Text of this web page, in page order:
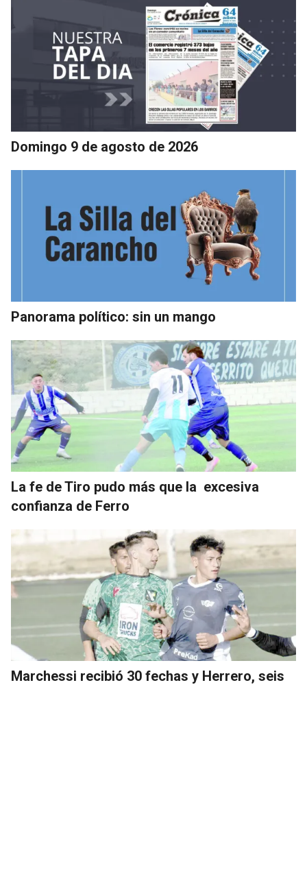
Domingo 9 de agosto de 2026
Panorama político: sin un mango
La fe de Tiro pudo más que la excesiva
confianza de Ferro
Marchessi recibió 30 fechas y Herrero, seis